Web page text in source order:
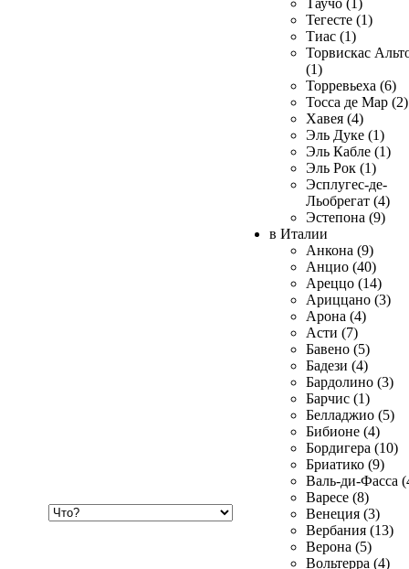
Таучо (1)
Тегесте (1)
Тиас (1)
Торвискас
(1)
Торревьеха (6)
Тосса де Мар (2)
Хавея (4)
Эль Дуке (1)
Эль Кабле (1)
Эль Рок (1)
Эсплугес-де-
Льобрегат (4)
Эстепона (9)
в Италии
Анкона (9)
Анцио (40)
Ареццо (14)
Ариццано (3)
Арона (4)
Асти (7)
Бавено (5)
Бадези (4)
Бардолино (3)
Барчис (1)
Белладжио (5)
Бибионе (4)
Бордигера (10)
Бриатико (9)
Валь-ди-Фасса
Варесе (8)
Венеция (3)
Вербания (13)
Верона (5)
Вольтерра (4)